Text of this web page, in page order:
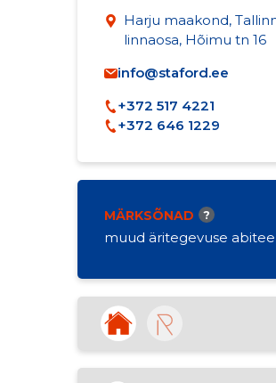
Harju maakond,
linnaosa, Hõimu tn 16
info@staford.ee
+372 517 4221
+372 646 1229
MÄRKSÕNAD ?
muud äritegevuse